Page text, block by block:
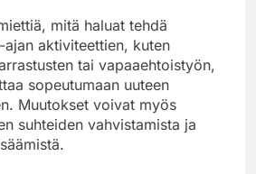
mitä haluat tehdä
aktiviteettien, kuten
tai vapaaehtoistyön,
sopeutumaan uuteen
Muutokset voivat myös
suhteiden vahvistamista ja